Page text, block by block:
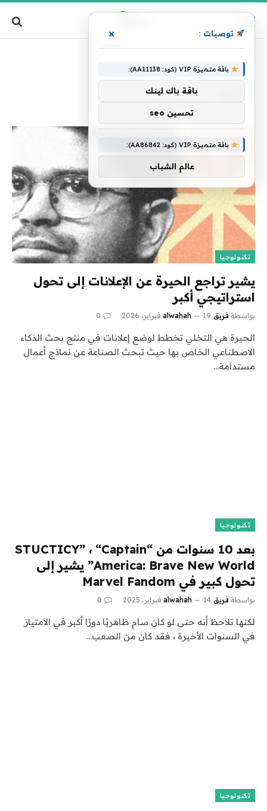
تكنولوجيا
يشير تراجع الحيرة عن الإعلانات إلى تحول
استراتيجي أكبر
بواسطة فريق alwahah 19 فبراير، 2026 0
الحيرة هي التخلي تخطط لوضع إعلانات في منتج بحث الذكاء
الاصطناعي الخاص بها حيث تبحث الصناعة عن نماذج أعمال
مستدامة…
تكنولوجيا
بعد 10 سنوات من “STUCTICY” ، “Captain
America: Brave New World” يشير إلى
تحول كبير في Marvel Fandom
بواسطة فريق alwahah 14 فبراير، 2025 0
لكنها تلاحظ أنه حتى لو كان سام ظاهريًا دورًا أكبر في الامتياز
في السنوات الأخيرة ، فقد كان من الصعب…
تكنولوجيا
توصيات : ×
باقة متميزة VIP (كود: AA11138):
باقة باك لينك
تحسين seo
باقة متميزة VIP (كود: AA86842):
عالم الشباب